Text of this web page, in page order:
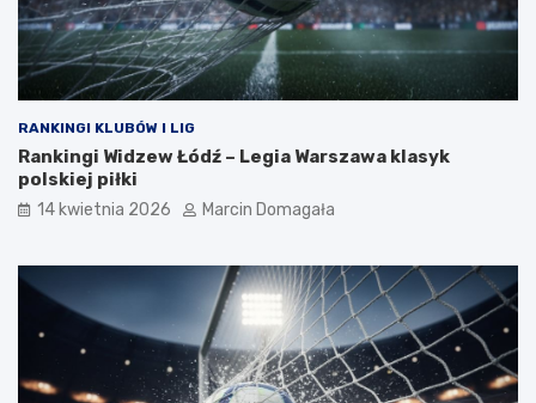
RANKINGI KLUBÓW I LIG
Rankingi Widzew Łódź – Legia Warszawa klasyk
polskiej piłki
14 kwietnia 2026 Marcin Domagała